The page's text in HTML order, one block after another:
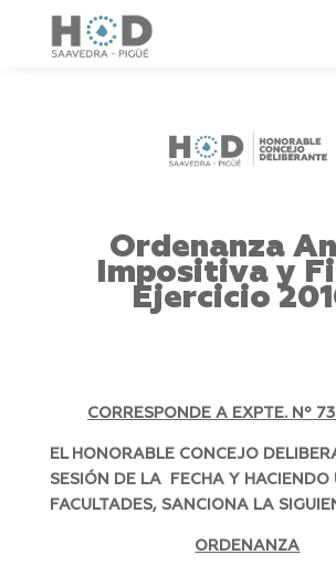
Ordenanza
Impositiva y
Ejercicio
CORRESPONDE A EXPTE. Nº
EL HONORABLE CONCEJO
SESIÓN DE LA FECHA Y HACIENDO
FACULTADES, SANCIONA LA
ORDENANZA